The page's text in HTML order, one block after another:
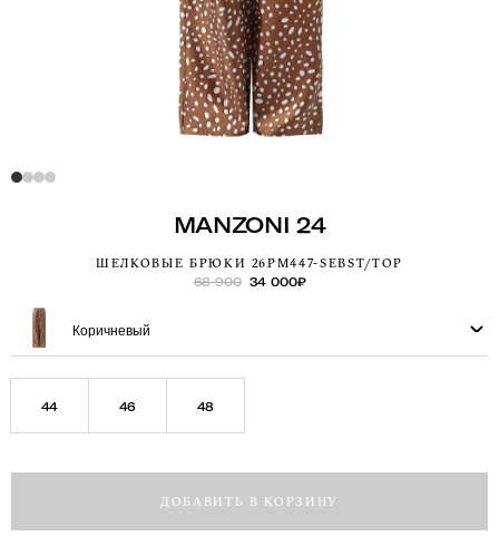
MANZONI 24
ШЕЛКОВЫЕ БРЮКИ 26PM447-SEBST/TOP
68 900 34 000₽
Коричневый
44 46 48
ДОБАВИТЬ В КОРЗИНУ